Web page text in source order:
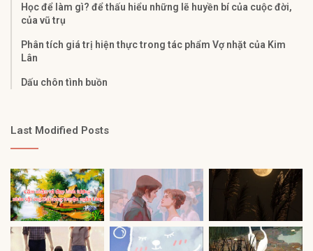
Học để làm gì? để thấu hiểu những lẽ huyền bí của cuộc đời,
của vũ trụ
Phân tích giá trị hiện thực trong tác phẩm Vợ nhặt của Kim
Lân
Dấu chôn tình buồn
Last Modified Posts